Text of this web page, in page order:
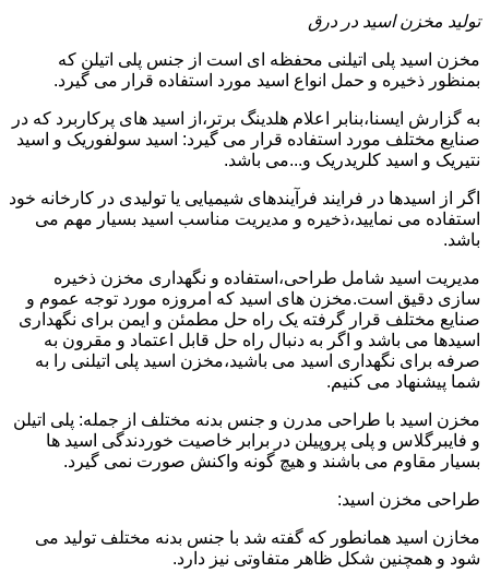
تولید مخزن اسید در درق
مخزن اسید پلی اتیلنی محفظه ای است از جنس پلی اتیلن که
بمنظور ذخیره و حمل انواع اسید مورد استفاده قرار می گیرد.
به گزارش ایسنا،بنابر اعلام هلدینگ برتر،از اسید های پرکاربرد که در
صنایع مختلف مورد استفاده قرار می گیرد: اسید سولفوریک و اسید
نتیریک و اسید کلریدریک و...می باشد.
اگر از اسیدها در فرایند فرآیندهای شیمیایی یا تولیدی در کارخانه خود
استفاده می نمایید،ذخیره و مدیریت مناسب اسید بسیار مهم می
باشد.
مدیریت اسید شامل طراحی،استفاده و نگهداری مخزن ذخیره
سازی دقیق است.مخزن های اسید که امروزه مورد توجه عموم و
صنایع مختلف قرار گرفته یک راه حل مطمئن و ایمن برای نگهداری
اسیدها می باشد و اگر به دنبال راه حل قابل اعتماد و مقرون به
صرفه برای نگهداری اسید می باشید،مخزن اسید پلی اتیلنی را به
شما پیشنهاد می کنیم.
مخزن اسید با طراحی مدرن و جنس بدنه مختلف از جمله: پلی اتیلن
و فایبرگلاس و پلی پروپیلن در برابر خاصیت خوردندگی اسید ها
بسیار مقاوم می باشند و هیچ گونه واکنش صورت نمی گیرد.
طراحی مخزن اسید:
مخازن اسید همانطور که گفته شد با جنس بدنه مختلف تولید می
شود و همچنین شکل ظاهر متفاوتی نیز دارد.